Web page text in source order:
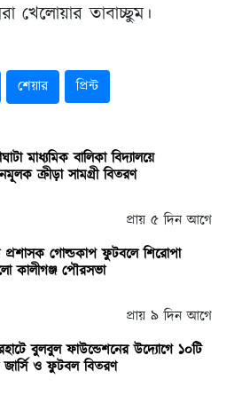
খেলোয়ার তাবাচ্ছুম।
শেয়ার প্রিন্ট
মাধ্যমিক বালিকা বিদ্যালয়ে
ক্রীড়া সামগ্রী বিতরণ
প্রায় ৫ দিন আগে
প্রশাসক গোল্ডকাপ ফুটবলে শিরোপা
কালীগঞ্জ পৌরসভা
প্রায় ৯ দিন আগে
বুলবুল ফাউন্ডেশনের উদ্যোগে ১০টি
জার্সি ও ফুটবল বিতরণ